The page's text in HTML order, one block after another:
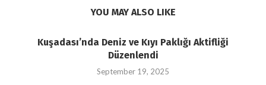
YOU MAY ALSO LIKE
Kuşadası’nda Deniz ve Kıyı Paklığı Aktifliği
Düzenlendi
September 19, 2025